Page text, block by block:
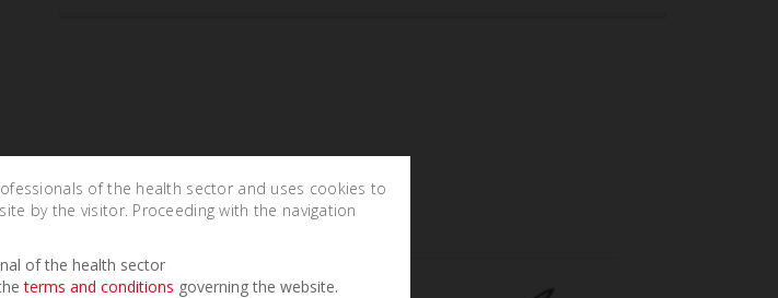
of the health sector and uses cookies to
by the visitor. Proceeding with the navigation
of the health sector
terms and conditions governing the website.